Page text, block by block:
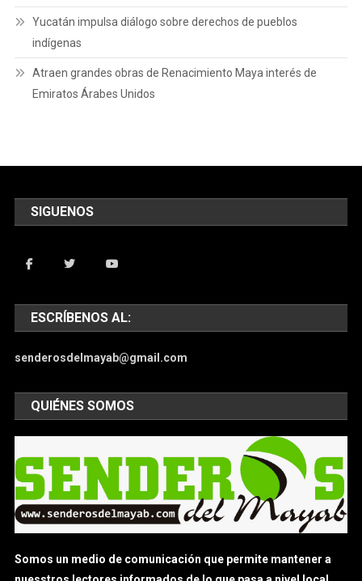
Yucatán impulsa diálogo sobre derechos de pueblos
indígenas
Atraen grandes obras de Renacimiento Maya interés de
Emiratos Árabes Unidos
SIGUENOS
ESCRÍBENOS AL:
senderosdelmayab@gmail.com
QUIÉNES SOMOS
Somos un medio de comunicación que permite mantener a